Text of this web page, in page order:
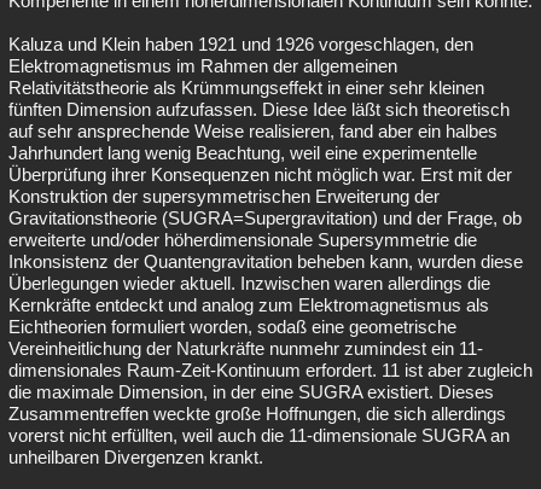
Kaluza und Klein haben 1921 und 1926 vorgeschlagen, den
Elektromagnetismus im Rahmen der allgemeinen
Relativitätstheorie als Krümmungseffekt in einer sehr kleinen
fünften Dimension aufzufassen. Diese Idee läßt sich theoretisch
auf sehr ansprechende Weise realisieren, fand aber ein halbes
Jahrhundert lang wenig Beachtung, weil eine experimentelle
Überprüfung ihrer Konsequenzen nicht möglich war. Erst mit der
Konstruktion der supersymmetrischen Erweiterung der
Gravitationstheorie (SUGRA=Supergravitation) und der Frage, ob
erweiterte und/oder höherdimensionale Supersymmetrie die
Inkonsistenz der Quantengravitation beheben kann, wurden diese
Überlegungen wieder aktuell. Inzwischen waren allerdings die
Kernkräfte entdeckt und analog zum Elektromagnetismus als
Eichtheorien formuliert worden, sodaß eine geometrische
Vereinheitlichung der Naturkräfte nunmehr zumindest ein 11-
dimensionales Raum-Zeit-Kontinuum erfordert. 11 ist aber zugleich
die maximale Dimension, in der eine SUGRA existiert. Dieses
Zusammentreffen weckte große Hoffnungen, die sich allerdings
vorerst nicht erfüllten, weil auch die 11-dimensionale SUGRA an
unheilbaren Divergenzen krankt.